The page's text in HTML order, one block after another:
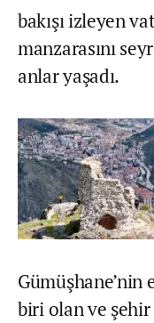
bakışı izleyen
manzarasını
anlar yaşadı.
Gümüşhane’nin
biri olan ve